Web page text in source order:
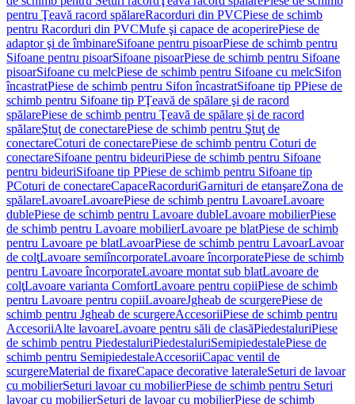
pentru Ţeavă racord spălareRacorduri din PVCPiese de schimb
pentru Racorduri din PVCMufe şi capace de acoperirePiese de
adaptor şi de îmbinareSifoane pentru pisoarPiese de schimb pentru
Sifoane pentru pisoarSifoane pisoarPiese de schimb pentru Sifoane
pisoarSifoane cu melcPiese de schimb pentru Sifoane cu melcSifon
încastratPiese de schimb pentru Sifon încastratSifoane tip PPiese de
schimb pentru Sifoane tip PŢeavă de spălare şi de racord
spălarePiese de schimb pentru Ţeavă de spălare şi de racord
spălareŞtuţ de conectarePiese de schimb pentru Ştuţ de
conectareCoturi de conectarePiese de schimb pentru Coturi de
conectareSifoane pentru bideuriPiese de schimb pentru Sifoane
pentru bideuriSifoane tip PPiese de schimb pentru Sifoane tip
PCoturi de conectareCapaceRacorduriGarnituri de etanşareZona de
spălareLavoareLavoarePiese de schimb pentru LavoareLavoare
dublePiese de schimb pentru Lavoare dubleLavoare mobilierPiese
de schimb pentru Lavoare mobilierLavoare pe blatPiese de schimb
pentru Lavoare pe blatLavoarPiese de schimb pentru LavoarLavoar
de colţLavoare semiîncorporateLavoare încorporatePiese de schimb
pentru Lavoare încorporateLavoare montat sub blatLavoare de
colţLavoare varianta ComfortLavoare pentru copiiPiese de schimb
pentru Lavoare pentru copiiLavoareJgheab de scurgerePiese de
schimb pentru Jgheab de scurgereAccesoriiPiese de schimb pentru
AccesoriiAlte lavoareLavoare pentru săli de clasăPiedestaluriPiese
de schimb pentru PiedestaluriPiedestaluriSemipiedestalePiese de
schimb pentru SemipiedestaleAccesoriiCapac ventil de
scurgereMaterial de fixareCapace decorative lateraleSeturi de lavoar
cu mobilierSeturi lavoar cu mobilierPiese de schimb pentru Seturi
lavoar cu mobilierSeturi de lavoar cu mobilierPiese de schimb